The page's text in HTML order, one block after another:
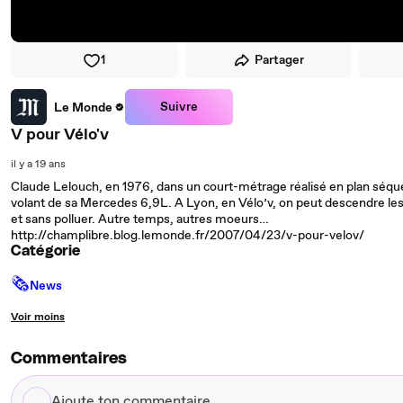
1 Partager
Le Monde Suivre
V pour Vélo'v
il y a 19 ans
Claude Lelouch, en 1976, dans un court-métrage réalisé en plan
volant de sa Mercedes 6,9L. A Lyon, en Vélo’v, on peut descendre
et sans polluer. Autre temps, autres moeurs…
http://champlibre.blog.lemonde.fr/2007/04/23/v-pour-velov/
Catégorie
🗞News
Voir moins
Commentaires